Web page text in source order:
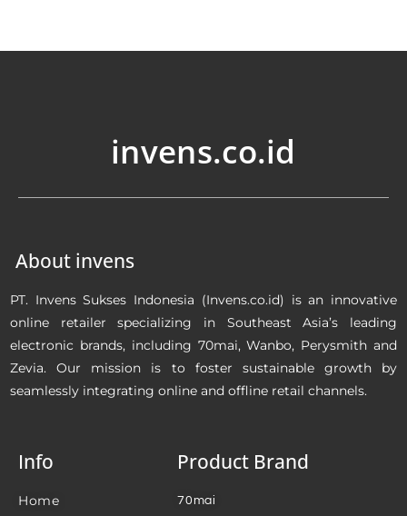
invens.co.id
About invens
PT. Invens Sukses Indonesia (Invens.co.id) is an innovative
online retailer specializing in Southeast Asia’s leading
electronic brands, including 70mai, Wanbo, Perysmith and
Zevia. Our mission is to foster sustainable growth by
seamlessly integrating online and offline retail channels.
Info
Home
Product Brand
70mai